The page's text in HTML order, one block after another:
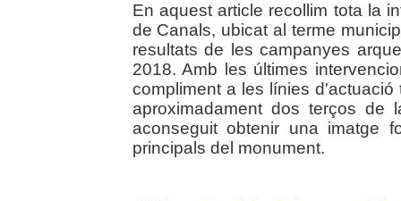
En aquest article recollim tota la
de Canals, ubicat al terme
resultats de les campanyes
2018. Amb les últimes
compliment a les línies
aproximadament dos terços de
aconseguit obtenir una imatge
principals del monument.